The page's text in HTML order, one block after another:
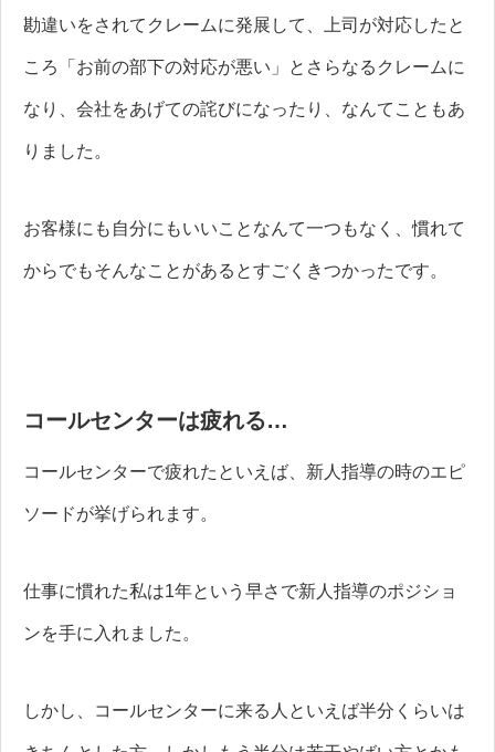
勘違いをされてクレームに発展して、上司が対応したと
ころ「お前の部下の対応が悪い」とさらなるクレームに
なり、会社をあげての詫びになったり、なんてこともあ
りました。
お客様にも自分にもいいことなんて一つもなく、慣れて
からでもそんなことがあるとすごくきつかったです。
コールセンターは疲れる…
コールセンターで疲れたといえば、新人指導の時のエピ
ソードが挙げられます。
仕事に慣れた私は1年という早さで新人指導のポジショ
ンを手に入れました。
しかし、コールセンターに来る人といえば半分くらいは